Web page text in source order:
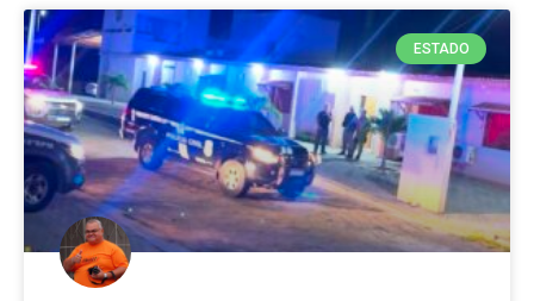
ESTADO